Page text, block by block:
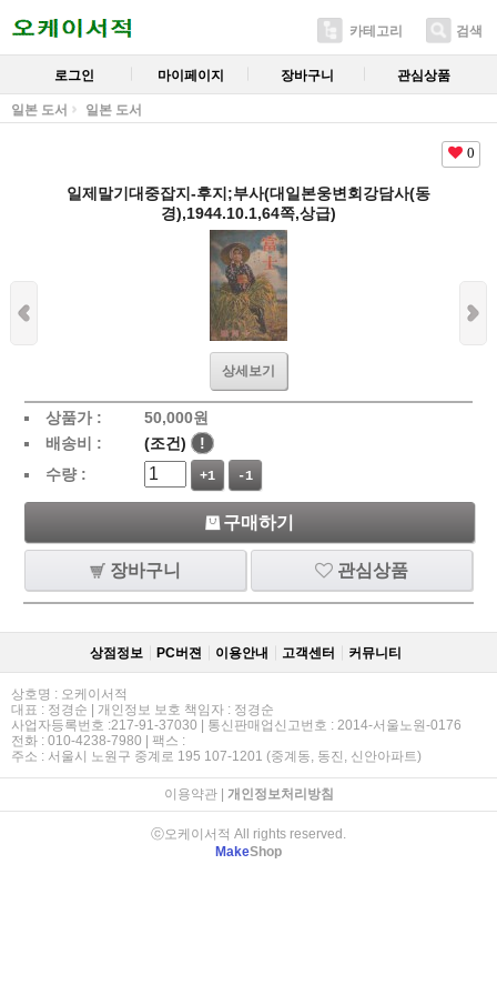
카테고리 검색
로그인 마이페이지 장바구니 관심상품
일본 도서 일본 도서
0
일제말기대중잡지-후지;부사(대일본웅변회강담사(동
경),1944.10.1,64쪽,상급)
상세보기
상품가 : 50,000원
배송비 :
(조건)
!
수량 :
+1 -1
구매하기
장바구니 관심상품
상점정보 PC버젼 이용안내 고객센터 커뮤니티
상호명 : 오케이서적
대표 : 정경순 | 개인정보 보호 책임자 : 정경순
사업자등록번호 :217-91-37030 | 통신판매업신고번호 : 2014-서울노원-0176
전화 : 010-4238-7980 | 팩스 :
주소 : 서울시 노원구 중계로 195 107-1201 (중계동, 동진, 신안아파트)
이용약관| 개인정보처리방침
ⓒ오케이서적 All rights reserved.
MakeShop